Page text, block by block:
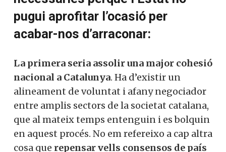
pugui aprofitar l’ocasió per
acabar-nos d’arraconar:
La primera seria assolir una major cohesió
nacional a Catalunya. Ha d’existir un
alineament de voluntat i afany negociador
entre amplis sectors de la societat catalana,
que al mateix temps entenguin i es bolquin
en aquest procés. No em refereixo a cap altra
cosa que repensar vells consensos de país